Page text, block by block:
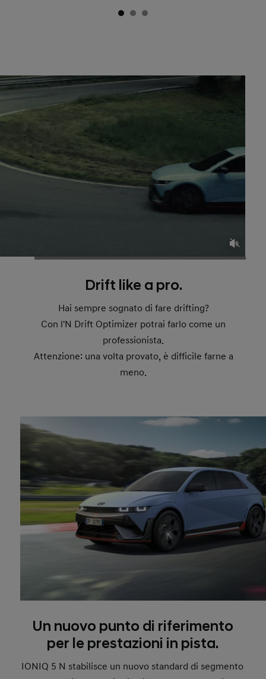
Drift like a pro.
Hai sempre sognato di fare drifting?
Con l'N Drift Optimizer potrai farlo come un
professionista.
Attenzione: una volta provato, è difficile farne a
meno.
Un nuovo punto di riferimento
per le prestazioni in pista.
IONIQ 5 N stabilisce un nuovo standard di segmento